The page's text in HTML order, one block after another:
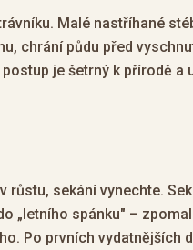
Malé nastříhané
chrání půdu před
je šetrný k přírodě a
růstu, sekání vynechte.
„letního spánku" –
Po prvních vydatnějších